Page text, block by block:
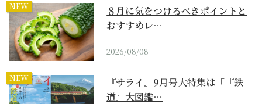
NEW
８月に気をつけるべきポイントと
おすすめレ…
2026/08/08
NEW
『サライ』9月号大特集は「『鉄
道』大図鑑…